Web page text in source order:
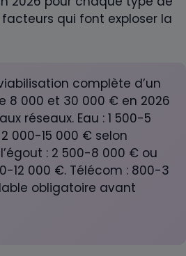
qui font exploser la
complète d’un
8 000 et 30 000 € en 2026
réseaux. Eau : 1 500-5
000-15 000 € selon
: 2 500-8 000 € ou
12 000 €. Télécom : 800-3
obligatoire avant